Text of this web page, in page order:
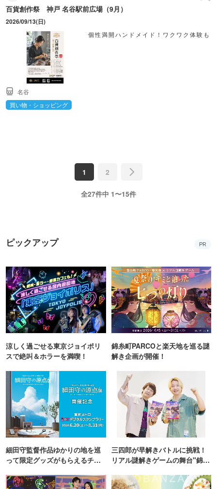
百貨創作祭 神戸 名谷駅前広場（9月）
2026/09/13(日)
個性満開ハンドメイド！ワクワク体験も
名谷
買い物・ショッピング
1 2
全27件中 1〜15件
ピックアップ PR
涼しく過ごせる東京ジョイポリ
スで絶叫＆ホラーを満喫！
錦糸町PARCOと楽天地を巡る謎
解き企画が開催！
細田守監督作品ゆかりの地を巡
って限定グッズがもらえるチャ
三四郎が早解きバトルに挑戦！
リアル謎解きゲームの舞台"錦糸